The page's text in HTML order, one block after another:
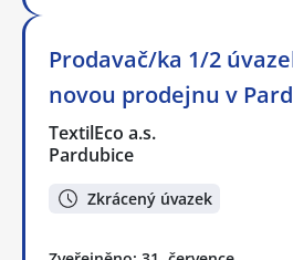
Prodavač/ka 1/2
novou prodejnu v
TextilEco a.s.
Pardubice
Zkrácený úvazek